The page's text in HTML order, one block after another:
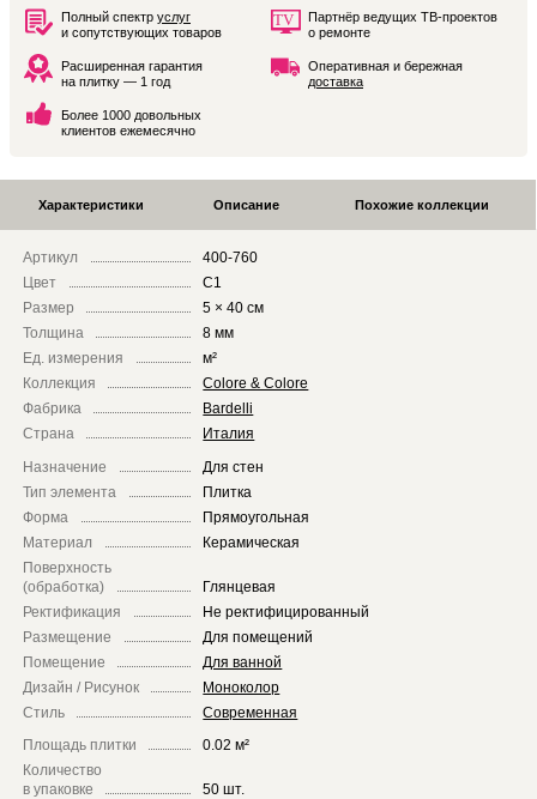
Полный спектр услуг
и сопутствующих товаров
Партнёр ведущих ТВ-проектов
о ремонте
Расширенная гарантия
на плитку — 1 год
Оперативная и бережная
доставка
Более 1000 довольных
клиентов ежемесячно
Характеристики Описание Похожие коллекции
Артикул
400-760
Цвет
C1
Размер
5 × 40 см
Толщина
8 мм
Ед. измерения
м²
Коллекция
Colore & Colore
Фабрика
Bardelli
Страна
Италия
Назначение
Для стен
Тип элемента
Плитка
Форма
Прямоугольная
Материал
Керамическая
Поверхность
(обработка)
Глянцевая
Ректификация
Не ректифицированный
Размещение
Для помещений
Помещение
Для ванной
Дизайн / Рисунок
Моноколор
Стиль
Современная
Площадь плитки
0.02 м²
Количество
в упаковке
50 шт.